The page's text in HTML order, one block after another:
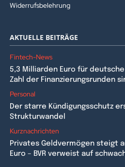
Widerrufsbelehrung
AKTUELLE BEITRÄGE
Fintech-News
5,3 Milliarden Euro für
Zahl der Finanzierungsrunden
Personal
Der starre Kündigungsschutz
Strukturwandel
Kurznachrichten
Privates Geldvermögen steigt
Euro – BVR verweist auf